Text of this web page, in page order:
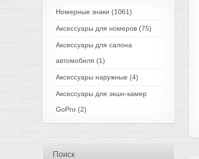
Номерные знаки (1061)
Аксессуары для номеров (75)
Аксессуары для салона
автомобиля (1)
Аксессуары наружные (4)
Аксессуары для экшн-камер
GoPro (2)
Поиск